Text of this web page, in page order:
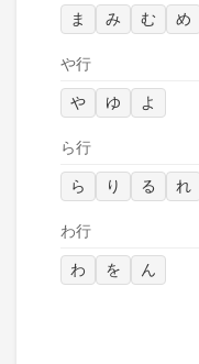
ま み む め
や行
や ゆ よ
ら行
ら り る れ
わ行
わ を ん